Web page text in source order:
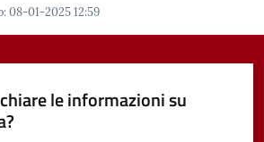
:08-01-2025 12:59
le informazioni su